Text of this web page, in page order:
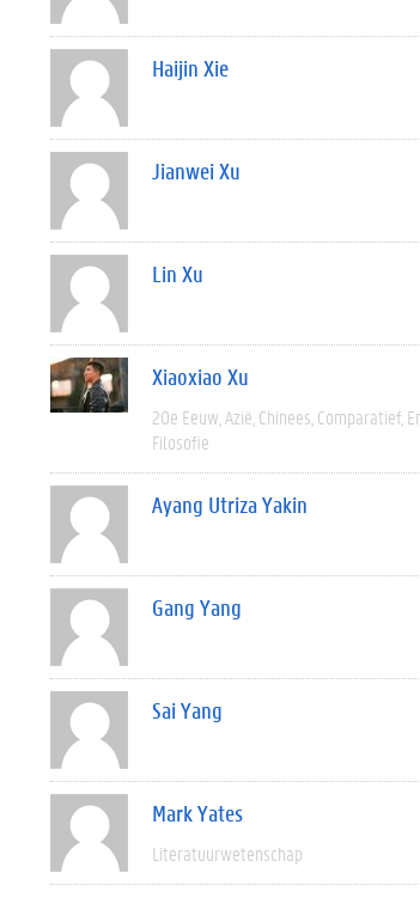
Haijin Xie
Jianwei Xu
Lin Xu
Xiaoxiao Xu
20e Eeuw Azië Chinees Comparatief
Filosofie
Ayang Utriza Yakin
Gang Yang
Sai Yang
Mark Yates
Literatuurwetenschap